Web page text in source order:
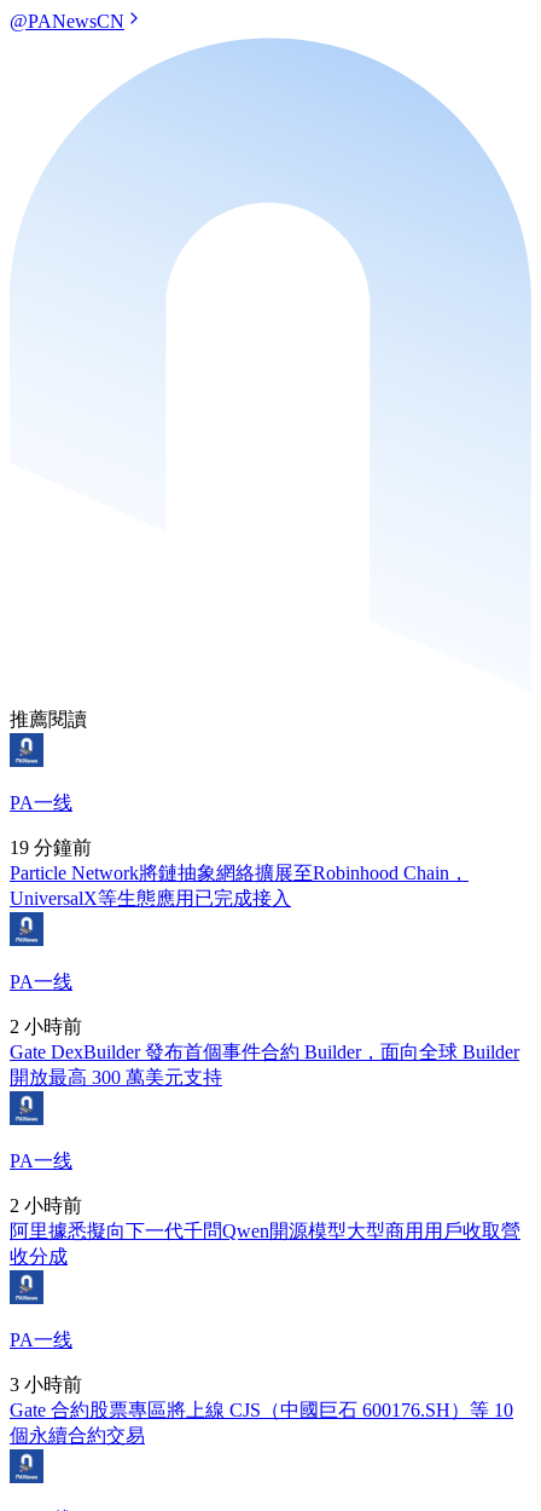
@PANewsCN
推薦閱讀
PA一线
19 分鐘前
Particle Network將鏈抽象網絡擴展至Robinhood Chain，
UniversalX等生態應用已完成接入
PA一线
2 小時前
Gate DexBuilder 發布首個事件合約 Builder，面向全球 Builder
開放最高 300 萬美元支持
PA一线
2 小時前
阿里據悉擬向下一代千問Qwen開源模型大型商用用戶收取營
收分成
PA一线
3 小時前
Gate 合約股票專區將上線 CJS（中國巨石 600176.SH）等 10
個永續合約交易